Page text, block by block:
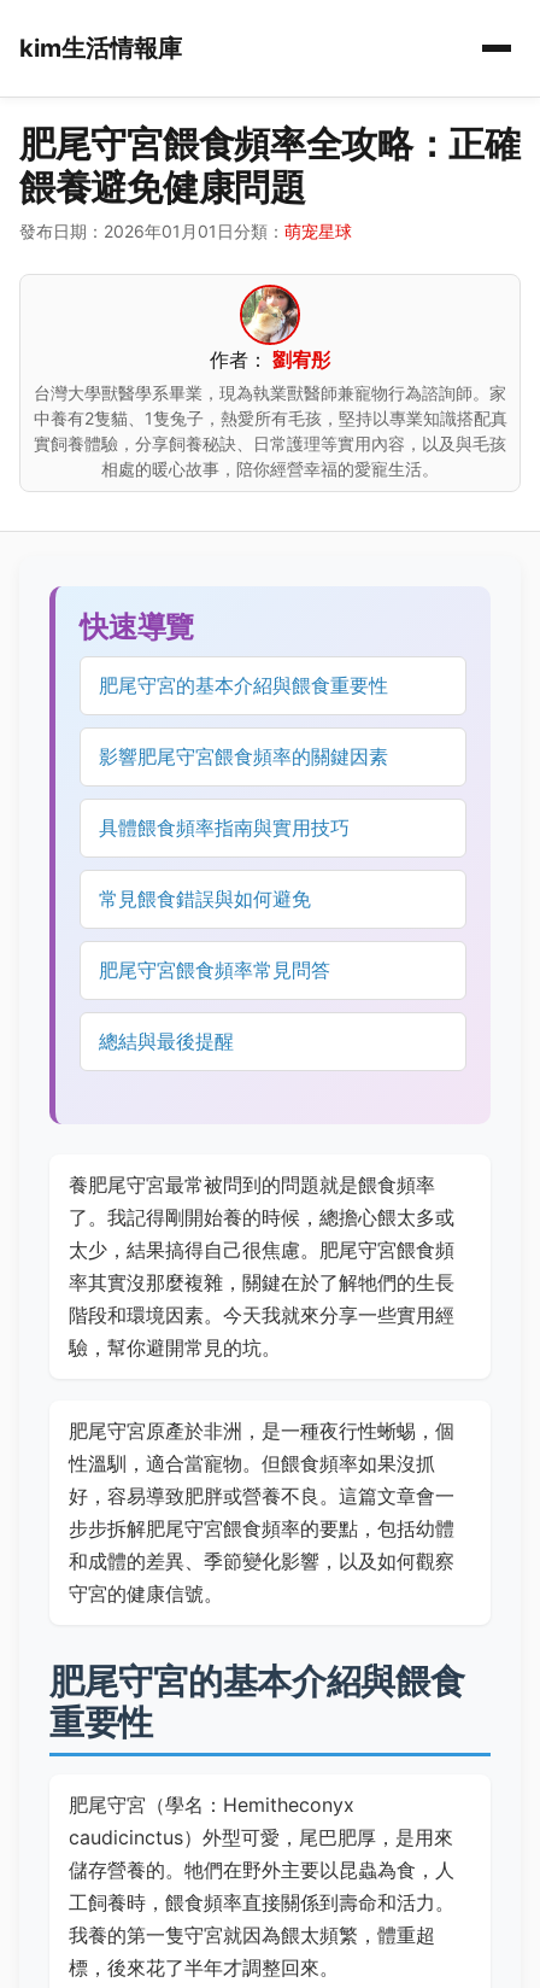
kim生活情報庫
肥尾守宮餵食頻率全攻略：正確
餵養避免健康問題
發布日期：2026年01月01日分類： 萌宠星球
作者： 劉宥彤
台灣大學獸醫學系畢業，現為執業獸醫師兼寵物行為諮詢師。家
中養有2隻貓、1隻兔子，熱愛所有毛孩，堅持以專業知識搭配真
實飼養體驗，分享飼養秘訣、日常護理等實用內容，以及與毛孩
相處的暖心故事，陪你經營幸福的愛寵生活。
快速導覽
肥尾守宮的基本介紹與餵食重要性
影響肥尾守宮餵食頻率的關鍵因素
具體餵食頻率指南與實用技巧
常見餵食錯誤與如何避免
肥尾守宮餵食頻率常見問答
總結與最後提醒
養肥尾守宮最常被問到的問題就是餵食頻率
了。我記得剛開始養的時候，總擔心餵太多或
太少，結果搞得自己很焦慮。肥尾守宮餵食頻
率其實沒那麼複雜，關鍵在於了解牠們的生長
階段和環境因素。今天我就來分享一些實用經
驗，幫你避開常見的坑。
肥尾守宮原產於非洲，是一種夜行性蜥蜴，個
性溫馴，適合當寵物。但餵食頻率如果沒抓
好，容易導致肥胖或營養不良。這篇文章會一
步步拆解肥尾守宮餵食頻率的要點，包括幼體
和成體的差異、季節變化影響，以及如何觀察
守宮的健康信號。
肥尾守宮的基本介紹與餵食
重要性
肥尾守宮（學名：Hemitheconyx
caudicinctus）外型可愛，尾巴肥厚，是用來
儲存營養的。牠們在野外主要以昆蟲為食，人
工飼養時，餵食頻率直接關係到壽命和活力。
我養的第一隻守宮就因為餵太頻繁，體重超
標，後來花了半年才調整回來。